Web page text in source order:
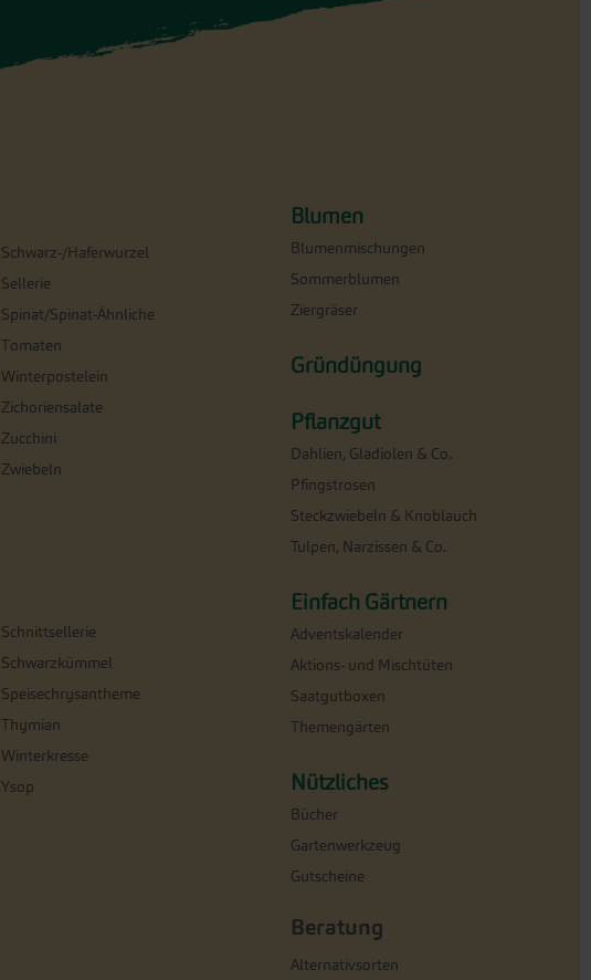
Schwarz-/Haferwurzel
Sellerie
Spinat/Spinat-Ähnliche
Tomaten
Winterpostelein
Zichoriensalate
Zucchini
Zwiebeln
Schnittsellerie
Schwarzkümmel
Speisechrysantheme
Thymian
Winterkresse
Ysop
Blumen
Blumenmischungen
Sommerblumen
Ziergräser
Gründüngung
Pflanzgut
Dahlien, Gladiolen & Co.
Pfingstrosen
Steckzwiebeln & Knoblauch
Tulpen, Narzissen & Co.
Einfach Gärtnern
Adventskalender
Aktions- und Mischtüten
Saatgutboxen
Themengärten
Nützliches
Bücher
Gartenwerkzeug
Gutscheine
Beratung
Alternativsorten